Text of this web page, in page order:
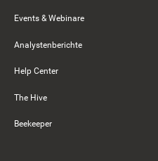
Events & Webinare
Analystenberichte
Help Center
The Hive
Beekeeper